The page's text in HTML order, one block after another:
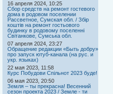
16 апреля 2024, 10:25
Сбор средств на ремонт гостевого
дома в родовом поселении
Рассветное, Сумская обл. / Збір
коштів на ремонт гостьового
будинку в родовому поселенні
Світанкове, Сумська обл.
07 апреля 2024, 23:27
Обращение редакции «Быть добру»
про запуск ютуб-канала (на рус. и
укр. языках)
22 мая 2023, 11:58
Курс Побудови Спільнот 2023 буде!
06 мая 2023, 20:50
Земля – ты прекрасна! Весенний
сезон проекта 2023 / Земле - ти